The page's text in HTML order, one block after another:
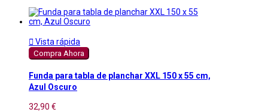
 Vista rápida
Compra Ahora
Funda para tabla de planchar XXL 150 x 55 cm,
Azul Oscuro
32,90 €